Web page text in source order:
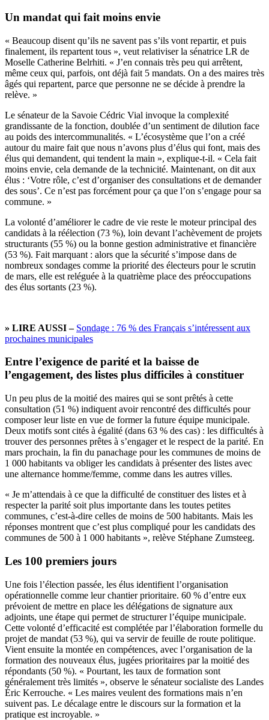
Un mandat qui fait moins envie
« Beaucoup disent qu’ils ne savent pas s’ils vont repartir, et puis
finalement, ils repartent tous », veut relativiser la sénatrice LR de
Moselle Catherine Belrhiti. « J’en connais très peu qui arrêtent,
même ceux qui, parfois, ont déjà fait 5 mandats. On a des maires très
âgés qui repartent, parce que personne ne se décide à prendre la
relève. »
Le sénateur de la Savoie Cédric Vial invoque la complexité
grandissante de la fonction, doublée d’un sentiment de dilution face
au poids des intercommunalités. « L’écosystème que l’on a créé
autour du maire fait que nous n’avons plus d’élus qui font, mais des
élus qui demandent, qui tendent la main », explique-t-il. « Cela fait
moins envie, cela demande de la technicité. Maintenant, on dit aux
élus : ‘Votre rôle, c’est d’organiser des consultations et de demander
des sous’. Ce n’est pas forcément pour ça que l’on s’engage pour sa
commune. »
La volonté d’améliorer le cadre de vie reste le moteur principal des
candidats à la réélection (73 %), loin devant l’achèvement de projets
structurants (55 %) ou la bonne gestion administrative et financière
(53 %). Fait marquant : alors que la sécurité s’impose dans de
nombreux sondages comme la priorité des électeurs pour le scrutin
de mars, elle est reléguée à la quatrième place des préoccupations
des élus sortants (23 %).
» LIRE AUSSI – Sondage : 76 % des Français s’intéressent aux
prochaines municipales
Entre l’exigence de parité et la baisse de
l’engagement, des listes plus difficiles à constituer
Un peu plus de la moitié des maires qui se sont prêtés à cette
consultation (51 %) indiquent avoir rencontré des difficultés pour
composer leur liste en vue de former la future équipe municipale.
Deux motifs sont cités à égalité (dans 63 % des cas) : les difficultés à
trouver des personnes prêtes à s’engager et le respect de la parité. En
mars prochain, la fin du panachage pour les communes de moins de
1 000 habitants va obliger les candidats à présenter des listes avec
une alternance homme/femme, comme dans les autres villes.
« Je m’attendais à ce que la difficulté de constituer des listes et à
respecter la parité soit plus importante dans les toutes petites
communes, c’est-à-dire celles de moins de 500 habitants. Mais les
réponses montrent que c’est plus compliqué pour les candidats des
communes de 500 à 1 000 habitants », relève Stéphane Zumsteeg.
Les 100 premiers jours
Une fois l’élection passée, les élus identifient l’organisation
opérationnelle comme leur chantier prioritaire. 60 % d’entre eux
prévoient de mettre en place les délégations de signature aux
adjoints, une étape qui permet de structurer l’équipe municipale.
Cette volonté d’efficacité est complétée par l’élaboration formelle du
projet de mandat (53 %), qui va servir de feuille de route politique.
Vient ensuite la montée en compétences, avec l’organisation de la
formation des nouveaux élus, jugées prioritaires par la moitié des
répondants (50 %). « Pourtant, les taux de formation sont
généralement très limités », observe le sénateur socialiste des Landes
Éric Kerrouche. « Les maires veulent des formations mais n’en
suivent pas. Le décalage entre le discours sur la formation et la
pratique est incroyable. »